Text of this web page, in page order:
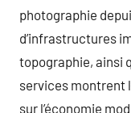
photographie
d’infrastructures
topographie, ainsi
services montrent
sur l’économie